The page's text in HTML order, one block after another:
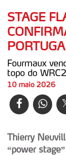
STAGE
Fourmaux
topo do WRC2
10 maio 2026
Thierry
“power